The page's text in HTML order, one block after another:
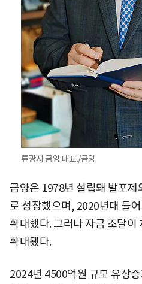
류광지 금양 대표./금양
금양은 1978년 설립돼 발포
로 성장했으며, 2020년대 들
확대했다. 그러나 자금 조달이
확대됐다.
2024년 4500억원 규모 유상